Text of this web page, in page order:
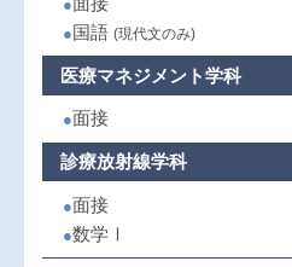
●国語 (現代文のみ)
医療マネジメント学科
●面接
診療放射線学科
●面接
●数学Ⅰ